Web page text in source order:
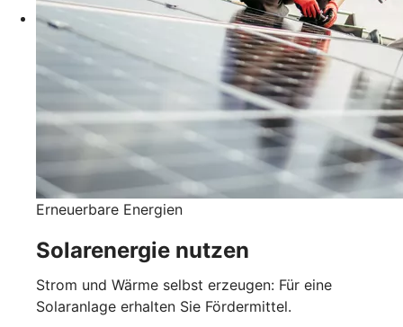
Erneuerbare Energien
Solarenergie nutzen
Strom und Wärme selbst erzeugen: Für eine
Solaranlage erhalten Sie Fördermittel.